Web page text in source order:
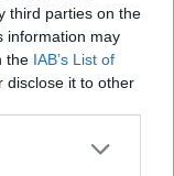
third parties on the
information may
the IAB’s List of
disclose it to other
or more Google
már elő
ismeri ezt
a darab
aki
melyek